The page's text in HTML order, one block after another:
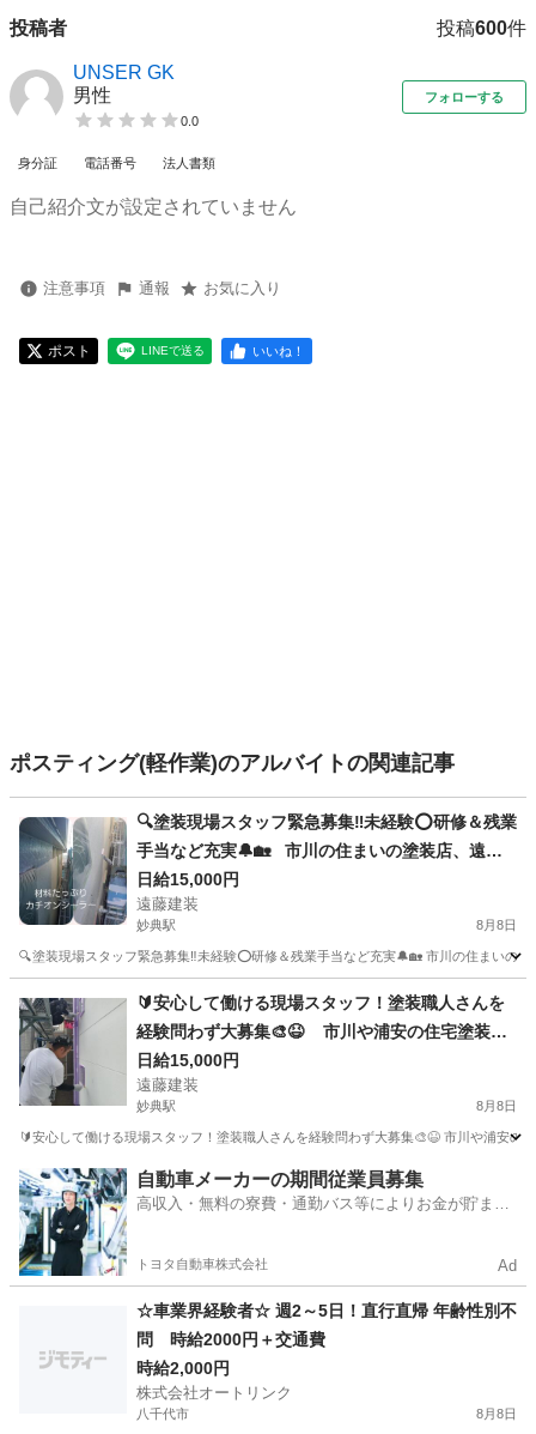
投稿者 投稿600件
UNSER GK
男性
0.0
フォローする
身分証 電話番号 法人書類
自己紹介文が設定されていません
注意事項 通報 お気に入り
ポスト LINEで送る いいね！
ポスティング(軽作業)のアルバイトの関連記事
🔍塗装現場スタッフ緊急募集‼️未経験⭕研修＆残業
手当など充実🔔🏡 市川の住まいの塗装店、遠藤
建装です👷🧑‍🔧 本求人では、お客様から依頼を受
けた現場で働く 塗装職人さん(未経験歓迎‼️)を募集
日給15,000円
遠藤建装
妙典駅 8月8日
🔍塗装現場スタッフ緊急募集‼️未経験⭕研修＆残業手当など充実🔔🏡 市川の住まいの
妙典駅 軽作業
🔰安心して働ける現場スタッフ！塗装職人さんを
経験問わず大募集🎨😆 市川や浦安の住宅塗装で
お馴染みの遠藤建装です😊🎶
日給15,000円
遠藤建装
妙典駅 8月8日
🔰安心して働ける現場スタッフ！塗装職人さんを経験問わず大募集🎨😆 市川や浦安
千葉 市川市 妙典駅 その他 スタッフ
自動車メーカーの期間従業員募集
高収入・無料の寮費・通勤バス等によりお金が貯まり
トヨタ自動車株式会社 Ad
☆車業界経験者☆ 週2～5日！直行直帰 年齢性別不
問 時給2000円＋交通費
時給2,000円
株式会社オートリンク
八千代市 8月8日